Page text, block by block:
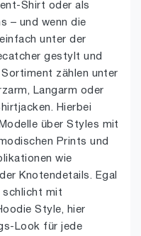
Shirt oder als
– und wenn die
unter der
gestylt und
zählen unter
Langarm oder
Hierbei
über Styles mit
Prints und
wie
Knotendetails. Egal
schlicht mit
Style, hier
Look für jede